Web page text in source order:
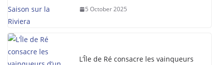
5 October 2025
L’Île de Ré consacre les vainqueurs